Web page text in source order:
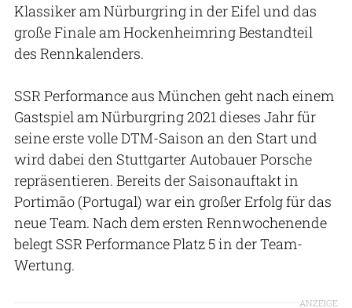
Klassiker am Nürburgring in der Eifel und das
große Finale am Hockenheimring Bestandteil
des Rennkalenders.
SSR Performance aus München geht nach einem
Gastspiel am Nürburgring 2021 dieses Jahr für
seine erste volle DTM-Saison an den Start und
wird dabei den Stuttgarter Autobauer Porsche
repräsentieren. Bereits der Saisonauftakt in
Portimão (Portugal) war ein großer Erfolg für das
neue Team. Nach dem ersten Rennwochenende
belegt SSR Performance Platz 5 in der Team-
Wertung.
ANZEIGE